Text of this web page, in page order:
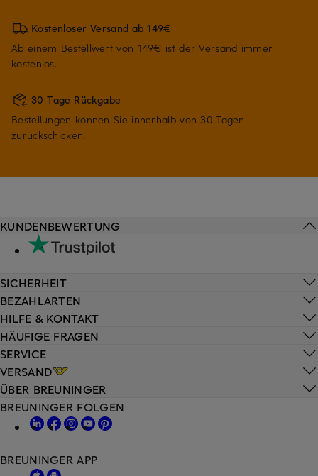
Kostenloser Versand ab 149€
Ab einem Bestellwert von 149€ ist der Versand immer
kostenlos.
30 Tage Rückgabe
Bestellungen können Sie innerhalb von 30 Tagen
zurückschicken.
HILFE & KONTAKT
HÄUFIGE FRAGEN
SERVICE
VERSAND
KUNDENBEWERTUNG
SICHERHEIT
BEZAHLARTEN
ÜBER BREUNINGER
BREUNINGER FOLGEN
BREUNINGER APP